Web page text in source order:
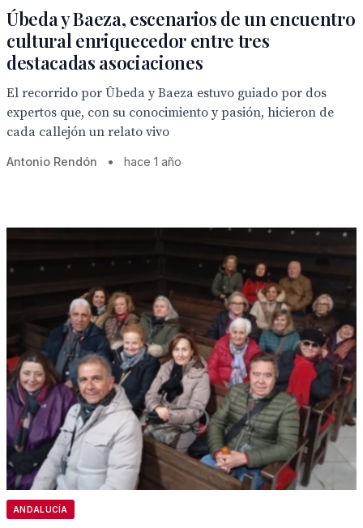
Úbeda y Baeza, escenarios de un encuentro
cultural enriquecedor entre tres
destacadas asociaciones
El recorrido por Ûbeda y Baeza estuvo guiado por dos
expertos que, con su conocimiento y pasión, hicieron de
cada callejón un relato vivo
Antonio Rendón • hace 1 año
ANDALUCÍA